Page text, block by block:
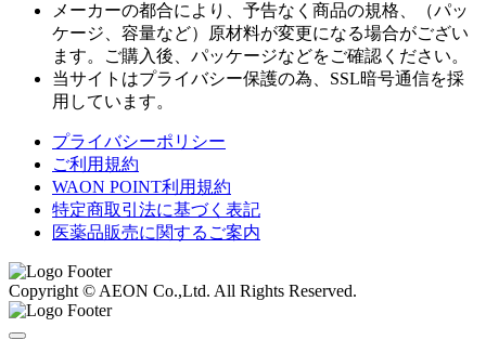
メーカーの都合により、予告なく商品の規格、（パッ
ケージ、容量など）原材料が変更になる場合がござい
ます。ご購入後、パッケージなどをご確認ください。
当サイトはプライバシー保護の為、SSL暗号通信を採
用しています。
プライバシーポリシー
ご利用規約
WAON POINT利用規約
特定商取引法に基づく表記
医薬品販売に関するご案内
Copyright © AEON Co.,Ltd. All Rights Reserved.